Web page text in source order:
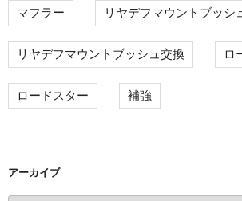
マフラー リヤデフマウントブッシ
リヤデフマウントブッシュ交換 ロ
ロードスター 補強
アーカイブ